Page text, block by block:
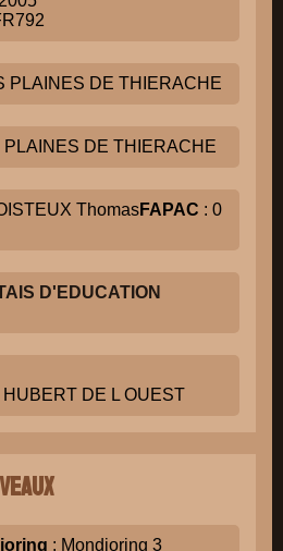
PLAINES DE THIERACHE
PLAINES DE THIERACHE
ThomasFAPAC : 0
D'EDUCATION
HUBERT DE L OUEST
: Mondioring 3